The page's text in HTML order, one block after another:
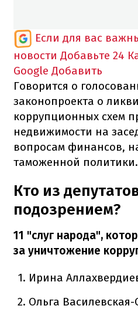
Если для вас
новости Добавьте 24
Google Добавить
Говорится о
законопроекта о
коррупционных схем
недвижимости на
вопросам финансов,
таможенной политики.
Кто из
подозрением?
11 "слуг народа",
за уничтожение
Ирина
Ольга